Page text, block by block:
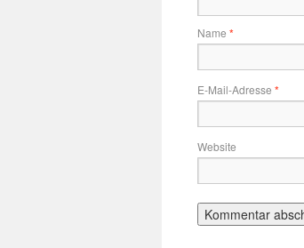
Name *
E-Mail-Adresse *
Website